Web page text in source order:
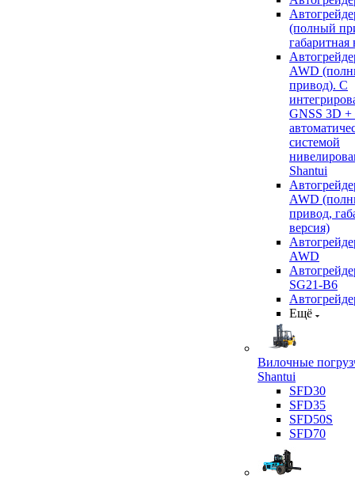
(полный
габаритная
AWD
привод). С
GNSS 3D +
системой
Shantui
AWD
привод,
версия)
AWD
SG21-B6
Ещё
Вилочные
Shantui
SFD30
SFD35
SFD50S
SFD70